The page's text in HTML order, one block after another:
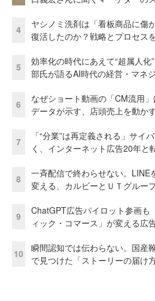
4
ヤシノミ洗剤は「看板商品に傷
復活したのか？戦略とプロセス
5
効率化の時代にあえて“超属人
部氏が語るAI時代の経営・マネ
6
なぜショート動画の「CM流用
データが示す、店頭売上を動か
7
「“分業”は再定義される」サイ
く、インターネット広告20年と
8
一斉配信で終わらせない。LINE
変える、カルビーとＵＴグルー
9
ChatGPT広告パイロット参画
ィック・コマース」が変える広
10
瞬間認知では伝わらない。国産
で見つけた「ストーリーの届け方